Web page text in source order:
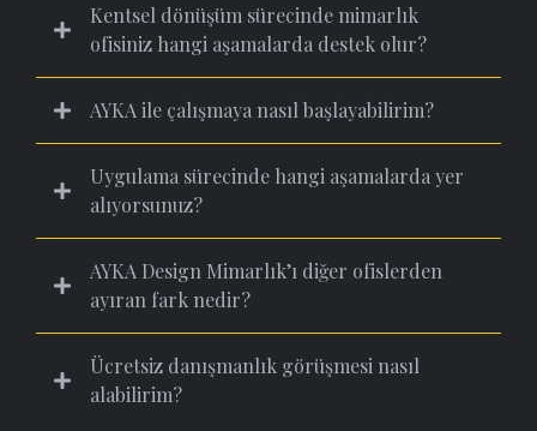
Kentsel dönüşüm sürecinde mimarlık
ofisiniz hangi aşamalarda destek olur?
AYKA ile çalışmaya nasıl başlayabilirim?
Uygulama sürecinde hangi aşamalarda yer
alıyorsunuz?
AYKA Design Mimarlık’ı diğer ofislerden
ayıran fark nedir?
Ücretsiz danışmanlık görüşmesi nasıl
alabilirim?